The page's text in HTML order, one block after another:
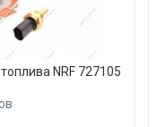
NRF 727105